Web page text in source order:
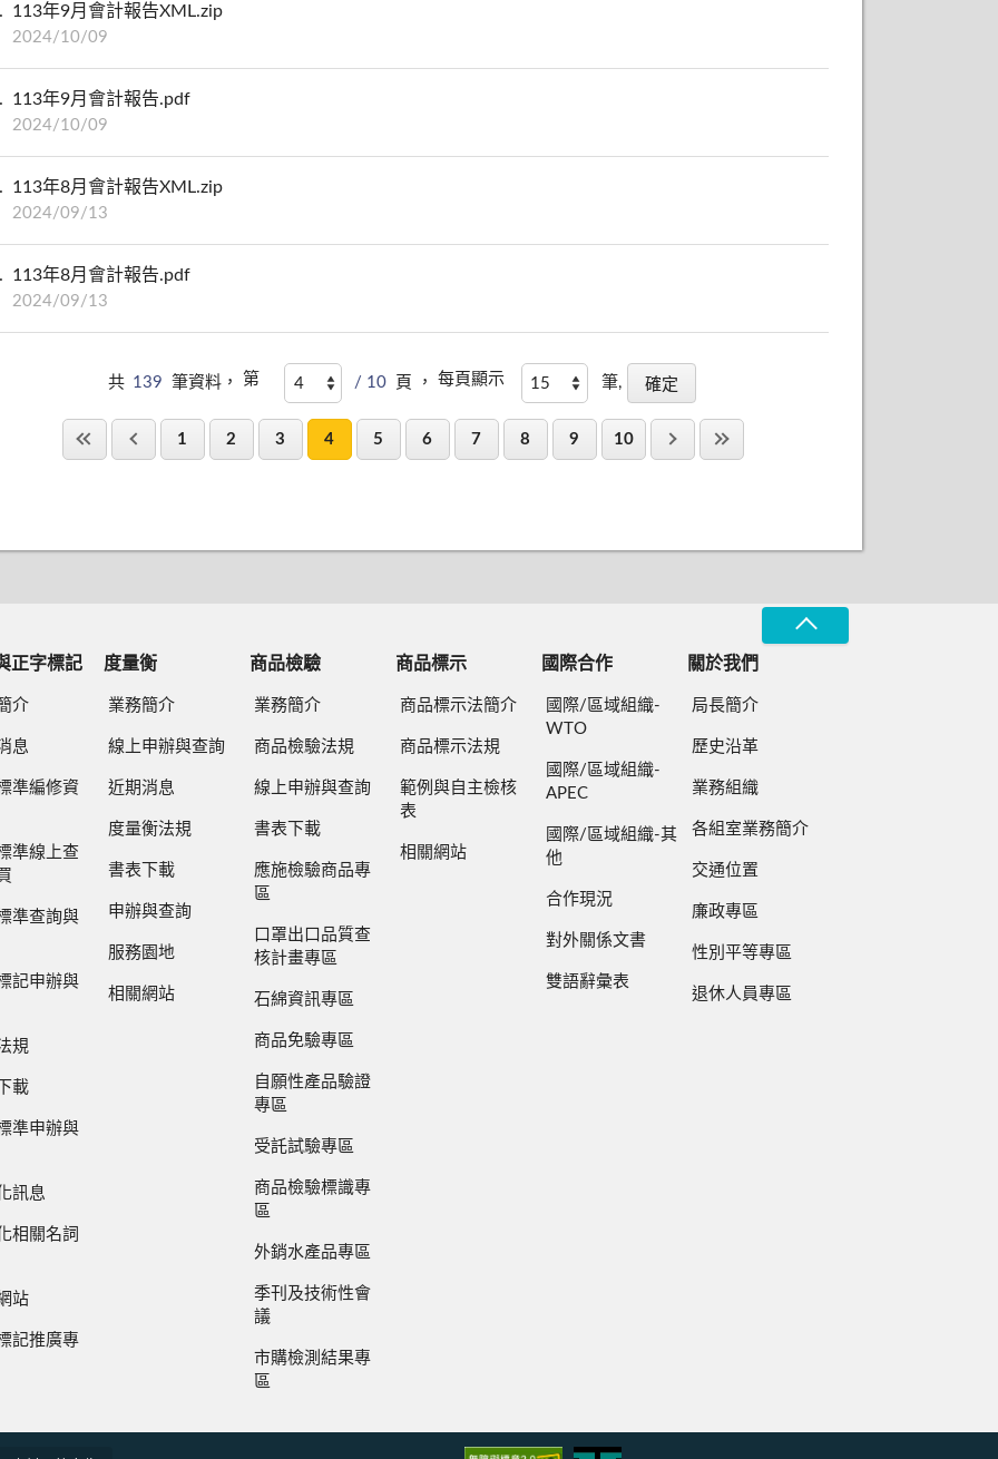
113年9月會計報告XML.zip
2024/10/09
113年9月會計報告.pdf
2024/10/09
113年8月會計報告XML.zip
2024/09/13
113年8月會計報告.pdf
2024/09/13
共 139 筆資料， 第 / 10 頁 ， 每頁顯示 筆,
1 2 3 4 5 6 7 8 9 10
正字標記
介
息
準編修資
準線上查
準查詢與
記申辦與
規
載
準申辦與
訊息
相關名詞
站
記推廣專
度量衡
業務簡介
線上申辦與查詢
近期消息
度量衡法規
書表下載
申辦與查詢
服務園地
相關網站
商品檢驗
業務簡介
商品檢驗法規
線上申辦與查詢
書表下載
應施檢驗商品專
區
口罩出口品質查
核計畫專區
石綿資訊專區
商品免驗專區
自願性產品驗證
專區
受託試驗專區
商品檢驗標識專
區
外銷水產品專區
季刊及技術性會
議
市購檢測結果專
區
商品標示
商品標示法簡介
商品標示法規
範例與自主檢核
表
相關網站
國際合作
國際/區域組織-
WTO
國際/區域組織-
APEC
國際/區域組織-其
他
合作現況
對外關係文書
雙語辭彙表
關於我們
局長簡介
歷史沿革
業務組織
各組室業務簡介
交通位置
廉政專區
性別平等專區
退休人員專區